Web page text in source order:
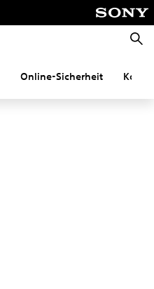
Online-Sicherheit